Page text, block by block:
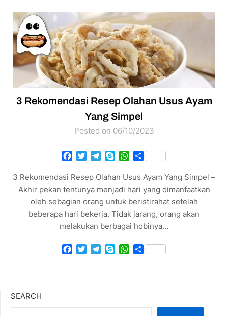
3 Rekomendasi Resep Olahan Usus Ayam
Yang Simpel
Posted on 06/10/2023
Facebook
TwitterTelegram
SkypeWhatsApp
Share
3 Rekomendasi Resep Olahan Usus Ayam Yang Simpel –
Akhir pekan tentunya menjadi hari yang dimanfaatkan
oleh sebagian orang untuk beristirahat setelah
beberapa hari bekerja. Tidak jarang, orang akan
melakukan berbagai hobinya…
Facebook
TwitterTelegram
SkypeWhatsApp
Share
SEARCH